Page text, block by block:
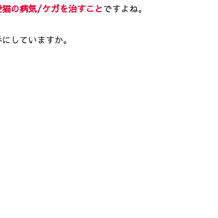
の病気/ケガを治すこと ですよね。
していますか。